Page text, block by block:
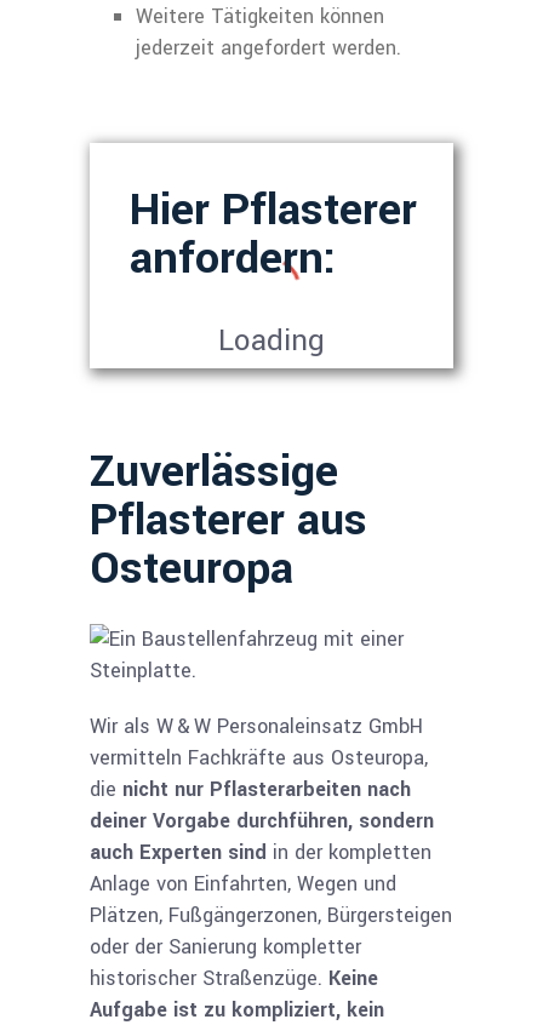
Weitere Tätigkeiten können
jederzeit angefordert werden.
Hier Pflasterer
anfordern:
Loading
Zuverlässige
Pflasterer aus
Osteuropa
Wir als W & W Personaleinsatz GmbH
vermitteln Fachkräfte aus Osteuropa,
die nicht nur Pflasterarbeiten nach
deiner Vorgabe durchführen, sondern
auch Experten sind in der kompletten
Anlage von Einfahrten, Wegen und
Plätzen, Fußgängerzonen, Bürgersteigen
oder der Sanierung kompletter
historischer Straßenzüge. Keine
Aufgabe ist zu kompliziert, kein